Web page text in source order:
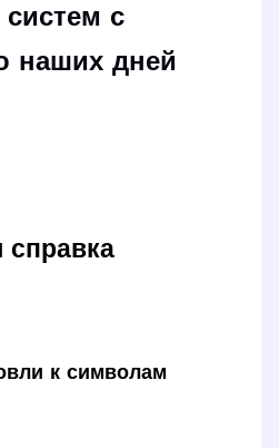
с
наших дней
справка
к символам